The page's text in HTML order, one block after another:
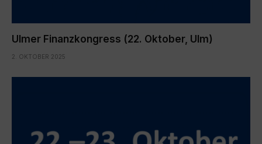
Ulmer Finanzkongress (22. Oktober, Ulm)
2. OKTOBER 2025